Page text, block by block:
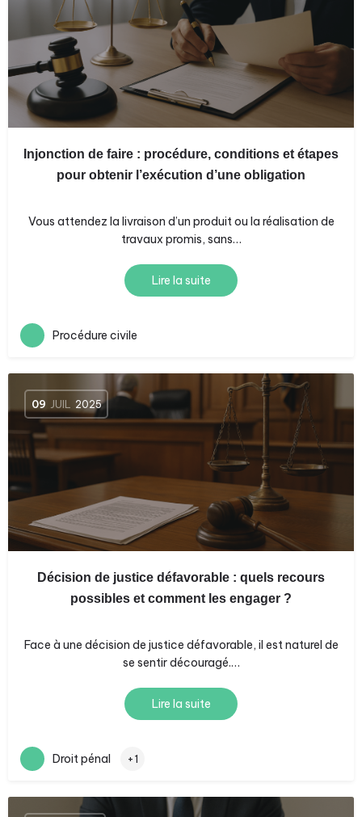
Injonction de faire : procédure, conditions et étapes
pour obtenir l’exécution d’une obligation
Vous attendez la livraison d’un produit ou la réalisation de
travaux promis, sans…
Lire la suite
Procédure civile
09 JUIL 2025
Décision de justice défavorable : quels recours
possibles et comment les engager ?
Face à une décision de justice défavorable, il est naturel de
se sentir découragé.…
Lire la suite
Droit pénal +1